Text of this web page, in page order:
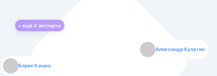
+ ещё4 эксперта
Борис Кашко
Александр Кулагин
Юлия Изоитко
Даниил Макаров
Александр Кулагин
Екатерина Лазаренко
Даниил Макаров
Борис Кашко
Екатерина Лазаренко
Юлия Изоитко